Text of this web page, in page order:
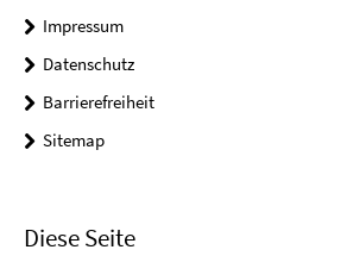
Impressum
Datenschutz
Barrierefreiheit
Sitemap
Diese Seite